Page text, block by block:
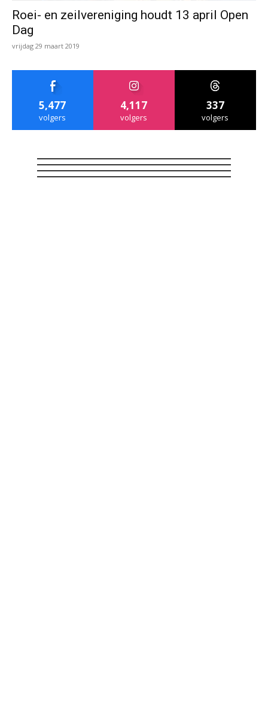
Roei- en zeilvereniging houdt 13 april Open
Dag
vrijdag 29 maart 2019
5,477
volgers
4,117
volgers
337
volgers